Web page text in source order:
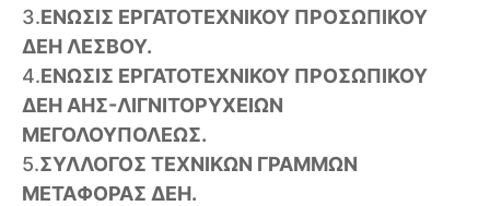
3.ΕΝΩΣΙΣ ΕΡΓΑΤΟΤΕΧΝΙΚΟΥ ΠΡΟΣΩΠΙΚΟΥ
ΔΕΗ ΛΕΣΒΟΥ.
4.ΕΝΩΣΙΣ ΕΡΓΑΤΟΤΕΧΝΙΚΟΥ ΠΡΟΣΩΠΙΚΟΥ
ΔΕΗ ΑΗΣ-ΛΙΓΝΙΤΟΡΥΧΕΙΩΝ
ΜΕΓΟΛΟΥΠΟΛΕΩΣ.
5.ΣΥΛΛΟΓΟΣ ΤΕΧΝΙΚΩΝ ΓΡΑΜΜΩΝ
ΜΕΤΑΦΟΡΑΣ ΔΕΗ.